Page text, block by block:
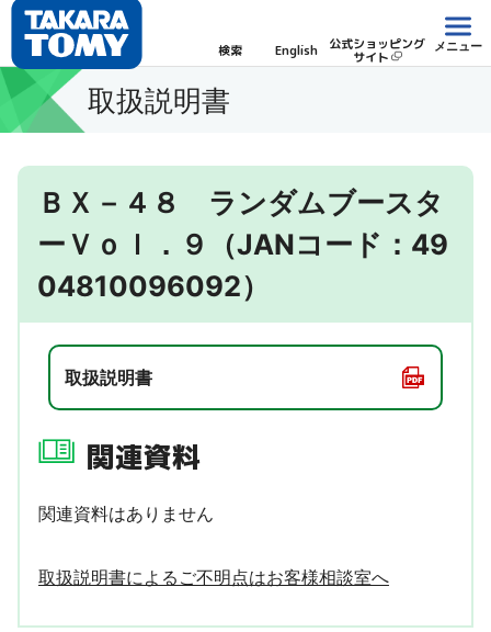
検索 English 公式ショッピング
サイト
メニュー
取扱説明書
ＢＸ－４８ ランダムブースタ
ーＶｏｌ．９（JANコード：49
04810096092）
取扱説明書
関連資料
関連資料はありません
取扱説明書によるご不明点はお客様相談室へ